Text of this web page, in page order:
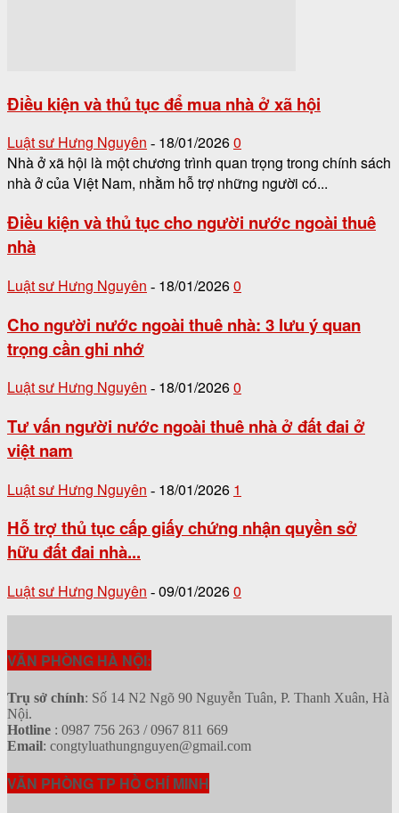
Điều kiện và thủ tục để mua nhà ở xã hội
Luật sư Hưng Nguyên - 18/01/20260
Nhà ở xã hội là một chương trình quan trọng trong chính sách
nhà ở của Việt Nam, nhằm hỗ trợ những người có...
Điều kiện và thủ tục cho người nước ngoài thuê
nhà
Luật sư Hưng Nguyên - 18/01/20260
Cho người nước ngoài thuê nhà: 3 lưu ý quan
trọng cần ghi nhớ
Luật sư Hưng Nguyên - 18/01/20260
Tư vấn người nước ngoài thuê nhà ở đất đai ở
việt nam
Luật sư Hưng Nguyên - 18/01/2026 1
Hỗ trợ thủ tục cấp giấy chứng nhận quyền sở
hữu đất đai nhà...
Luật sư Hưng Nguyên - 09/01/20260
VĂN PHÒNG HÀ NỘI:
Trụ sở chính: Số 14 N2 Ngõ 90 Nguyễn Tuân, P. Thanh Xuân, Hà
Nội.
Hotline : 0987 756 263 / 0967 811 669
Email: congtyluathungnguyen@gmail.com
VĂN PHÒNG TP HỒ CHÍ MINH